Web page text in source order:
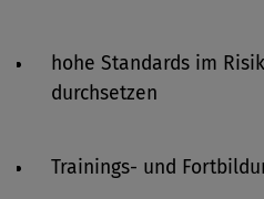
hohe Standards im
durchsetzen
Trainings- und